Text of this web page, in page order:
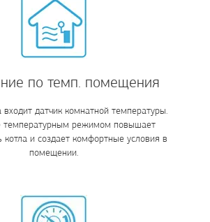
по темп. помещения
входит датчик комнатной температуры.
температурным режимом повышает
котла и создает комфортные условия в
помещении.